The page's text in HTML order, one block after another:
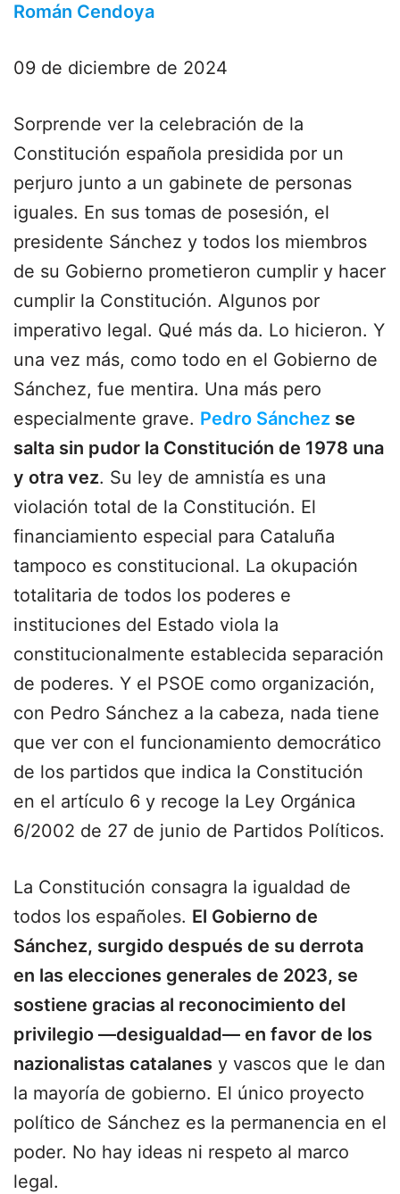
Román Cendoya
09 de diciembre de 2024
Sorprende ver la celebración de la
Constitución española presidida por un
perjuro junto a un gabinete de personas
iguales. En sus tomas de posesión, el
presidente Sánchez y todos los miembros
de su Gobierno prometieron cumplir y hacer
cumplir la Constitución. Algunos por
imperativo legal. Qué más da. Lo hicieron. Y
una vez más, como todo en el Gobierno de
Sánchez, fue mentira. Una más pero
especialmente grave. Pedro Sánchez se
salta sin pudor la Constitución de 1978 una
y otra vez. Su ley de amnistía es una
violación total de la Constitución. El
financiamiento especial para Cataluña
tampoco es constitucional. La okupación
totalitaria de todos los poderes e
instituciones del Estado viola la
constitucionalmente establecida separación
de poderes. Y el PSOE como organización,
con Pedro Sánchez a la cabeza, nada tiene
que ver con el funcionamiento democrático
de los partidos que indica la Constitución
en el artículo 6 y recoge la Ley Orgánica
6/2002 de 27 de junio de Partidos Políticos.
La Constitución consagra la igualdad de
todos los españoles. El Gobierno de
Sánchez, surgido después de su derrota
en las elecciones generales de 2023, se
sostiene gracias al reconocimiento del
privilegio —desigualdad— en favor de los
nazionalistas catalanes y vascos que le dan
la mayoría de gobierno. El único proyecto
político de Sánchez es la permanencia en el
poder. No hay ideas ni respeto al marco
legal.